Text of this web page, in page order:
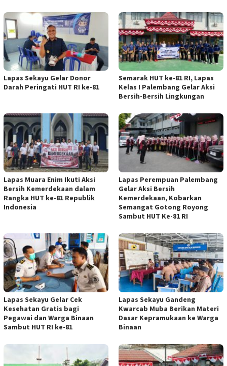
Lapas Sekayu Gelar Donor
Darah Peringati HUT RI ke-81
Semarak HUT ke-81 RI, Lapas
Kelas I Palembang Gelar Aksi
Bersih-Bersih Lingkungan
Lapas Muara Enim Ikuti Aksi
Bersih Kemerdekaan dalam
Rangka HUT ke-81 Republik
Indonesia
Lapas Perempuan Palembang
Gelar Aksi Bersih
Kemerdekaan, Kobarkan
Semangat Gotong Royong
Sambut HUT Ke-81 RI
Lapas Sekayu Gelar Cek
Kesehatan Gratis bagi
Pegawai dan Warga Binaan
Sambut HUT RI ke-81
Lapas Sekayu Gandeng
Kwarcab Muba Berikan Materi
Dasar Kepramukaan ke Warga
Binaan